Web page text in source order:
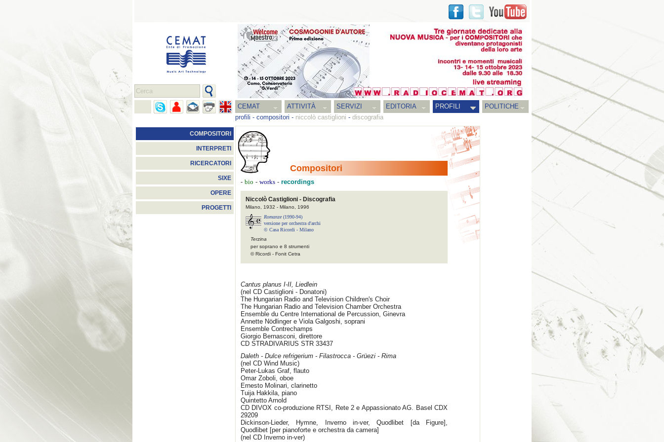
CEMAT ATTIVITÀ SERVIZI EDITORIA PROFILI
POLITICHE
profili - compositori - niccolò castiglioni - discografia
COMPOSITORI
INTERPRETI
RICERCATORI
SIXE
OPERE
PROGETTI
Compositori
- bio - works - recordings
Niccolò Castiglioni - Discografia
Milano, 1932 - Milano, 1996
Romanze (1990-94)
versione per orchestra d'archi
© Casa Ricordi - Milano
Terzina
per soprano e 8 strumenti
© Ricordi - Fonit Cetra
Cantus planus I-II, Liedlein
(nel CD Castiglioni - Donatoni)
The Hungarian Radio and Television Children's Choir
The Hungarian Radio and Television Chamber Orchestra
Ensemble du Centre International de Percussion, Ginevra
Annette Nödlinger e Viola Galgoshi, soprani
Ensemble Contrechamps
Giorgio Bernasconi, direttore
CD STRADIVARIUS STR 33437
Daleth - Dulce refrigerium - Filastrocca - Grüezi - Rima
(nel CD Wind Music)
Peter-Lukas Graf, flauto
Omar Zoboli, oboe
Ernesto Molinari, clarinetto
Tuija Hakkila, piano
Quintetto Arnold
CD DIVOX co-produzione RTSI, Rete 2 e Appassionato AG. Basel CDX
29209
Dickinson-Lieder, Hymne, Inverno in-ver, Quodlibet [da Figure],
Quodlibet [per pianoforte e orchestra da camera]
(nel CD Inverno in-ver)